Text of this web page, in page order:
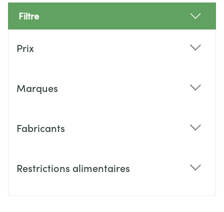
Filtre
Prix
Marques
Fabricants
Restrictions alimentaires